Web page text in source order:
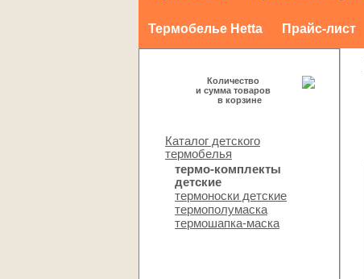
Термобелье Hetta Прайс-лист
Количество
и сумма товаров
в корзине
Каталог детского
термобелья
термо-комплекты
детские
термоноски детские
термополумаска
термошапка-маска